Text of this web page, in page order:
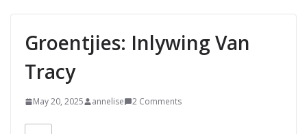
Groentjies: Inlywing Van
Tracy
May 20, 2025 annelise 2 Comments